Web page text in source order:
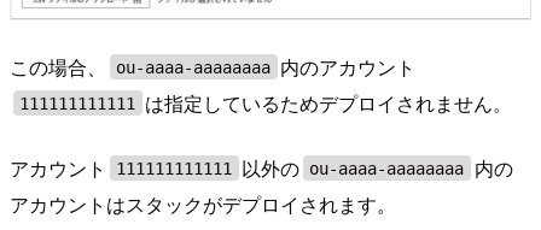
この場合、 ou-aaaa-aaaaaaaa 内のアカウント
111111111111 は指定しているためデプロイされません。
アカウント 111111111111 以外の ou-aaaa-aaaaaaaa
内の
アカウントはスタックがデプロイされます。